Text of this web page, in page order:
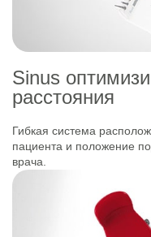
Sinus
расстояния
Гибкая система
пациента и положение
врача.